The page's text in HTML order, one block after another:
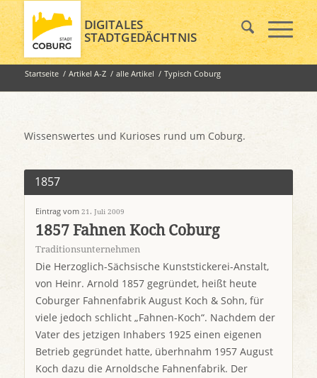
DIGITALES
STADTGEDÄCHTNIS
Startseite / Artikel A-Z / alle Artikel / Typisch Coburg
Wissenswertes und Kurioses rund um Coburg.
1857
Eintrag vom 21. Juli 2009
1857 Fahnen Koch Coburg
Traditionsunternehmen
Die Herzoglich-Sächsische Kunststickerei-Anstalt,
von Heinr. Arnold 1857 gegründet, heißt heute
Coburger Fahnenfabrik August Koch & Sohn, für
viele jedoch schlicht „Fahnen-Koch“. Nachdem der
Vater des jetzigen Inhabers 1925 einen eigenen
Betrieb gegründet hatte, überhnahm 1957 August
Koch dazu die Arnoldsche Fahnenfabrik. Der